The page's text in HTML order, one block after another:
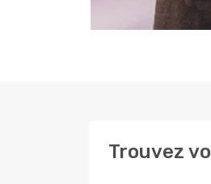
Trouvez